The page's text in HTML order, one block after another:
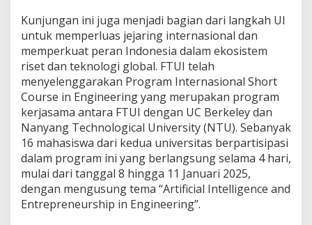
Kunjungan ini juga menjadi bagian dari langkah UI
untuk memperluas jejaring internasional dan
memperkuat peran Indonesia dalam ekosistem
riset dan teknologi global. FTUI telah
menyelenggarakan Program Internasional Short
Course in Engineering yang merupakan program
kerjasama antara FTUI dengan UC Berkeley dan
Nanyang Technological University (NTU). Sebanyak
16 mahasiswa dari kedua universitas berpartisipasi
dalam program ini yang berlangsung selama 4 hari,
mulai dari tanggal 8 hingga 11 Januari 2025,
dengan mengusung tema “Artificial Intelligence and
Entrepreneurship in Engineering”.